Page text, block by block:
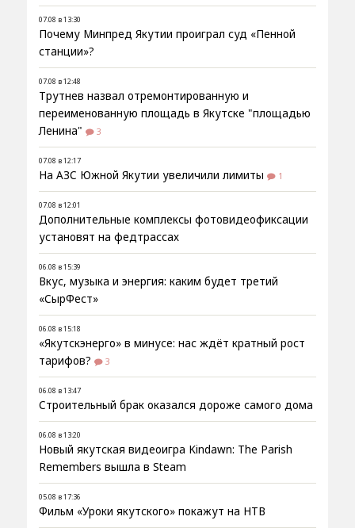
07.08 в 13:30
Почему Минпред Якутии проиграл суд «Пенной
станции»?
07.08 в 12:48
Трутнев назвал отремонтированную и
переименованную площадь в Якутске "площадью
Ленина"
3
07.08 в 12:17
На АЗС Южной Якутии увеличили лимиты 1
07.08 в 12:01
Дополнительные комплексы фотовидеофиксации
установят на федтрассах
06.08 в 15:39
Вкус, музыка и энергия: каким будет третий
«СырФест»
06.08 в 15:18
«Якутскэнерго» в минусе: нас ждёт кратный рост
тарифов?
3
06.08 в 13:47
Строительный брак оказался дороже самого дома
06.08 в 13:20
Новый якутская видеоигра Kindawn: The Parish
Remembers вышла в Steam
05.08 в 17:36
Фильм «Уроки якутского» покажут на НТВ